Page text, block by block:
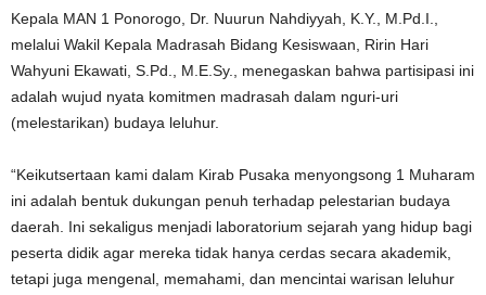
Kepala MAN 1 Ponorogo, Dr. Nuurun Nahdiyyah, K.Y., M.Pd.I.,
melalui Wakil Kepala Madrasah Bidang Kesiswaan, Ririn Hari
Wahyuni Ekawati, S.Pd., M.E.Sy., menegaskan bahwa partisipasi ini
adalah wujud nyata komitmen madrasah dalam nguri-uri
(melestarikan) budaya leluhur.
“Keikutsertaan kami dalam Kirab Pusaka menyongsong 1 Muharam
ini adalah bentuk dukungan penuh terhadap pelestarian budaya
daerah. Ini sekaligus menjadi laboratorium sejarah yang hidup bagi
peserta didik agar mereka tidak hanya cerdas secara akademik,
tetapi juga mengenal, memahami, dan mencintai warisan leluhur